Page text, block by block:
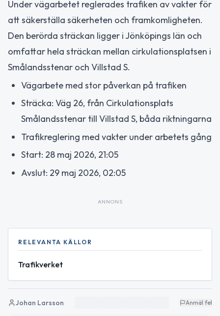
Under vägarbetet reglerades trafiken av vakter för
att säkerställa säkerheten och framkomligheten.
Den berörda sträckan ligger i Jönköpings län och
omfattar hela sträckan mellan cirkulationsplatsen i
Smålandsstenar och Villstad S.
Vägarbete med stor påverkan på trafiken
Sträcka: Väg 26, från Cirkulationsplats
Smålandsstenar till Villstad S, båda riktningarna
Trafikreglering med vakter under arbetets gång
Start: 28 maj 2026, 21:05
Avslut: 29 maj 2026, 02:05
ANNONS
RELEVANTA KÄLLOR
Trafikverket
Johan Larsson Anmäl fel